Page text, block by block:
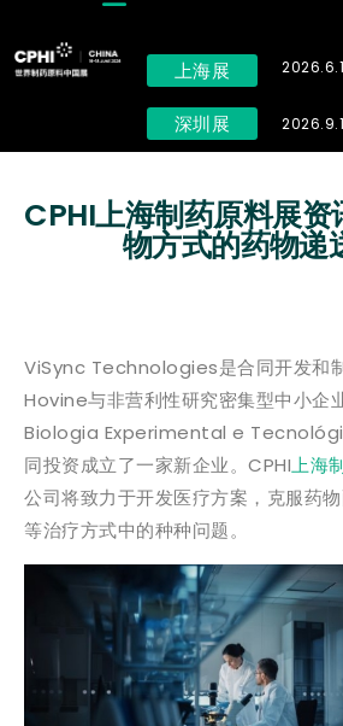
上海展
深圳展
CPHI上海制药原料展资
物方式的药物递
ViSync Technologies是合同开发和制
Hovine与非营利性研究密集型中小
Biologia Experimental e
同投资成立了一家新企业。CPHI上海
公司将致力于开发医疗方案，克服药
等治疗方式中的种种问题。